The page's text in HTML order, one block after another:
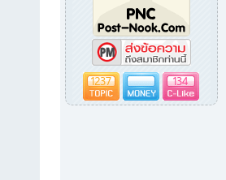
1237 134